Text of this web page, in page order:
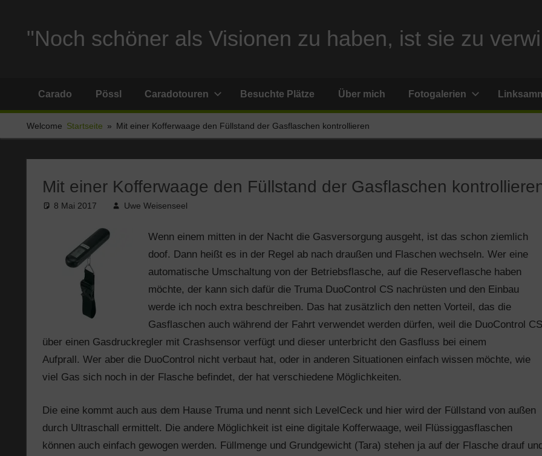
springen"Noch schöner als Visionen zu haben, ist sie zu
Stellplatzberichte
und
alles
rund
Ferien
Carado Pössl Caradotouren Besuchte Plätze Über mich Fotogalerien
Welcome Startseite Mit einer Kofferwaage den Füllstand der Gasflaschen kontrollieren
Mit einer Kofferwaage den Füllstand der Gasflaschen
8 Mai 2017 Uwe Weisenseel
Wenn einem mitten in der Nacht die Gasversorgung ausgeht, ist das schon ziemlich
doof. Dann heißt es in der Regel ab nach draußen und Flaschen wechseln. Wer eine
automatische Umschaltung von der Betriebsflasche, auf die Reserveflasche haben
möchte, der kann sich dafür die Truma DuoControl CS nachrüsten und den Einbau
werde ich noch extra beschreiben. Das hat zusätzlich den netten Vorteil, das die
Gasflaschen auch während der Fahrt verwendet werden dürfen, weil die DuoControl CS
über einen Gasdruckregler mit Crashsensor verfügt und dieser unterbricht den Gasfluss bei einem
Aufprall. Wer aber die DuoControl nicht verbaut hat, oder in anderen Situationen einfach wissen möchte, wie
viel Gas sich noch in der Flasche befindet, der hat verschiedene Möglichkeiten.
Die eine kommt auch aus dem Hause Truma und nennt sich LevelCeck und hier wird der Füllstand von außen
durch Ultraschall ermittelt. Die andere Möglichkeit ist eine digitale Kofferwaage, weil Flüssiggasflaschen
können auch einfach gewogen werden. Füllmenge und Grundgewicht (Tara) stehen ja auf der Flasche drauf